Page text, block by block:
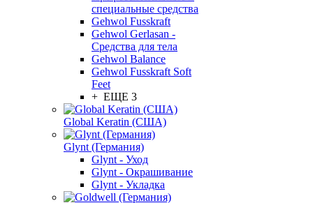
специальные средства
Gehwol Fusskraft
Gehwol Gerlasan -
Средства для тела
Gehwol Balance
Gehwol Fusskraft Soft
Feet
+ ЕЩЕ 3
Global Keratin (США)
Glynt (Германия)
Glynt - Уход
Glynt - Окрашивание
Glynt - Укладка